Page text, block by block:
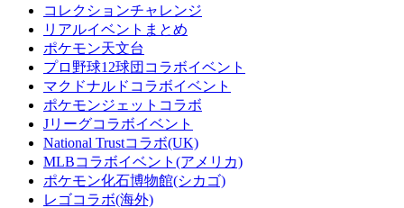
コレクションチャレンジ
リアルイベントまとめ
ポケモン天文台
プロ野球12球団コラボイベント
マクドナルドコラボイベント
ポケモンジェットコラボ
Jリーグコラボイベント
National Trustコラボ(UK)
MLBコラボイベント(アメリカ)
ポケモン化石博物館(シカゴ)
レゴコラボ(海外)